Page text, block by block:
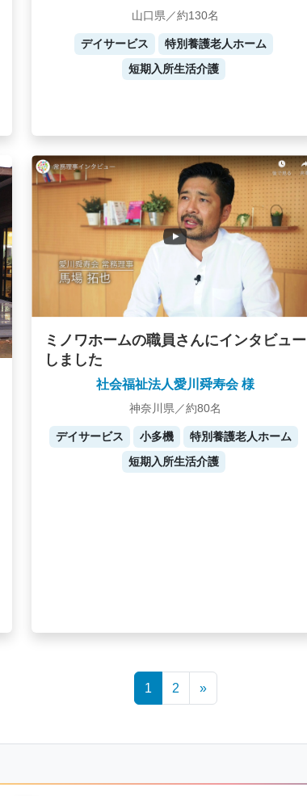
山口県／約130名
デイサービス
特別養護老人ホーム
短期入所生活介護
ミノワホームの職員さんにインタビュー
しました
社会福祉法人愛川舜寿会 様
神奈川県／約80名
デイサービス 小多機
特別養護老人ホーム
短期入所生活介護
1 2 »